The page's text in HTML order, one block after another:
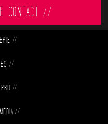
CONTACT //
//
//
//
//